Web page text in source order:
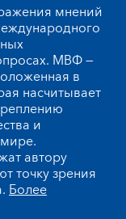
мнений
МВФ —
в
насчитывает
и
автору
точку зрения
Более